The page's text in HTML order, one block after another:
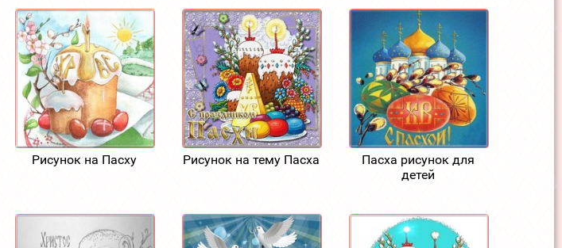
Рисунок на Пасху Рисунок на тему Пасха
Пасха рисунок для
детей